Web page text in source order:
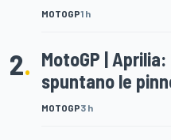
MOTOGP1 h
2.
MOTOGP3 h
MotoGP |
spuntano le